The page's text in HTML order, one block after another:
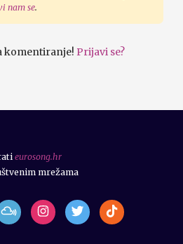
nam se.
komentiranje! Prijavi se?
eurosong.hr
mrežama